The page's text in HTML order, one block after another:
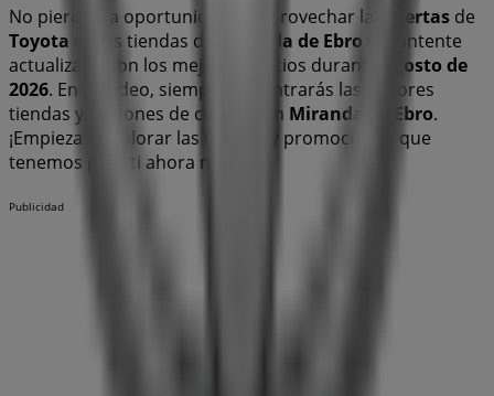
No pierdas la oportunidad de aprovechar las
ofertas de
Toyota en las tiendas de Miranda de Ebro y mantente
actualizado con los mejores precios durante
agosto de
2026. En Tiendeo, siempre encontrarás las mejores
tiendas y opciones de compra en Miranda de Ebro.
¡Empieza a explorar las tiendas y promociones que
tenemos para ti ahora mismo!
Publicidad